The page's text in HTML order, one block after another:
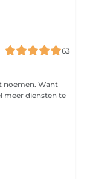
63
noemen. Want
meer diensten te